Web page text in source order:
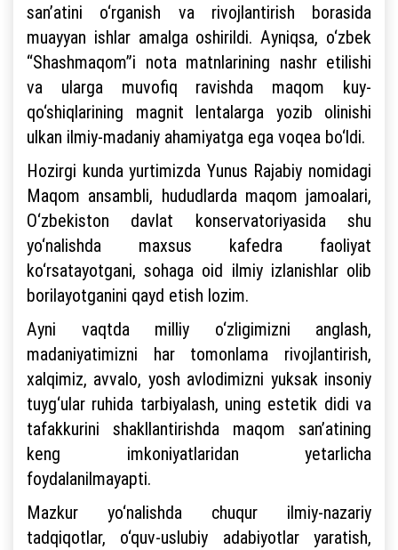
san’atini o‘rganish va rivojlantirish borasida
muayyan ishlar amalga oshirildi. Ayniqsa, o‘zbek
“Shashmaqom”i nota matnlarining nashr etilishi
va ularga muvofiq ravishda maqom kuy-
qo‘shiqlarining magnit lentalarga yozib olinishi
ulkan ilmiy-madaniy ahamiyatga ega voqea bo‘ldi.
Hozirgi kunda yurtimizda Yunus Rajabiy nomidagi
Maqom ansambli, hududlarda maqom jamoalari,
O‘zbekiston davlat konservatoriyasida shu
yo‘nalishda maxsus kafedra faoliyat
ko‘rsatayotgani, sohaga oid ilmiy izlanishlar olib
borilayotganini qayd etish lozim.
Ayni vaqtda milliy o‘zligimizni anglash,
madaniyatimizni har tomonlama rivojlantirish,
xalqimiz, avvalo, yosh avlodimizni yuksak insoniy
tuyg‘ular ruhida tarbiyalash, uning estetik didi va
tafakkurini shakllantirishda maqom san’atining
keng imkoniyatlaridan yetarlicha
foydalanilmayapti.
Mazkur yo‘nalishda chuqur ilmiy-nazariy
tadqiqotlar, o‘quv-uslubiy adabiyotlar yaratish,